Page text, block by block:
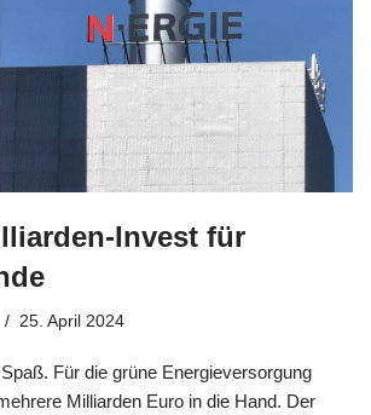
Invest für
25. April 2024
Für die grüne Energieversorgung
Milliarden Euro in die Hand. Der